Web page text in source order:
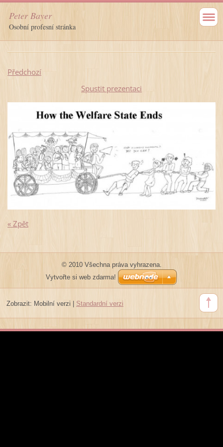
Peter Bayer
Osobní profesní stránka
Předchozí
Spustit prezentaci
« Zpět
© 2010 Všechna práva vyhrazena.
Vytvořte si web zdarma!
Zobrazit: Mobilní verzi | Standardní verzi